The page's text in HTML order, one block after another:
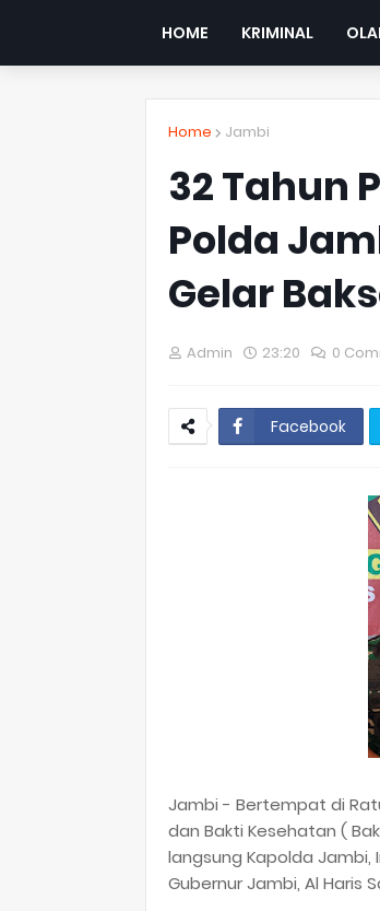
HOME KRIMINAL
Home Jambi
32 Tahun
Polda
Gelar
Admin 23:20 0
Facebook
Jambi - Bertempat di
dan Bakti Kesehatan (
langsung Kapolda Jambi,
Gubernur Jambi, Al Haris